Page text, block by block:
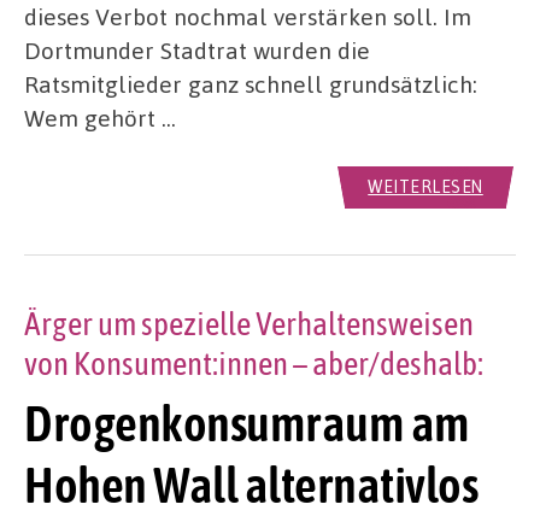
dieses Verbot nochmal verstärken soll. Im
Dortmunder Stadtrat wurden die
Ratsmitglieder ganz schnell grundsätzlich:
Wem gehört …
WEITERLESEN
Drogenkonsumraum am
Hohen Wall alternativlos
Ärger um spezielle Verhaltensweisen
von Konsument:innen – aber/deshalb: